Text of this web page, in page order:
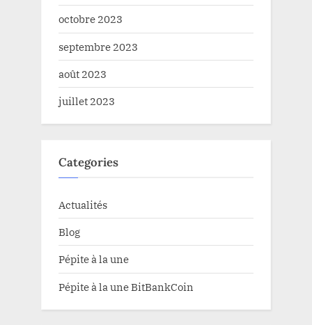
octobre 2023
septembre 2023
août 2023
juillet 2023
Categories
Actualités
Blog
Pépite à la une
Pépite à la une BitBankCoin